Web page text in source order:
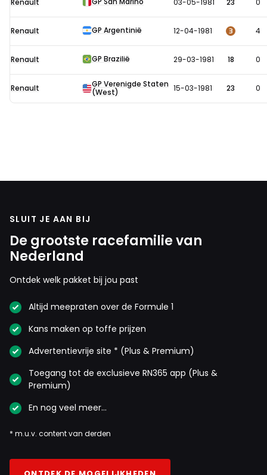
Renault 03-05-1981 23 0
Renault GP Argentinië 12-04-1981 3 4
Renault GP Brazilië 29-03-1981 18 0
Renault
GP Verenigde Staten
(West)
15-03-1981 23 0
SLUIT JE AAN BIJ
De grootste racefamilie van
Nederland
Ontdek welk pakket bij jou past
Altijd meepraten over de Formule 1
Kans maken op toffe prijzen
Advertentievrije site * (Plus & Premium)
Toegang tot de exclusieve RN365 app (Plus &
Premium)
En nog veel meer…
* m.u.v. content van derden